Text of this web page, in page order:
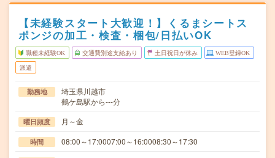
【未経験スタート大歓迎！】くるまシートス
ポンジの加工・検査・梱包/日払いOK
職種未経験OK 交通費別途支給あり 土日祝日が休み WEB登録OK
派遣
勤務地
埼玉県川越市
鶴ケ島駅から---分
曜日頻度 月～金
時間 08:00～17:0007:00～16:0008:30～17:30